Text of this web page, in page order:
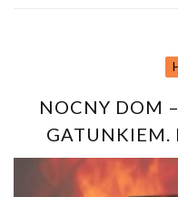
NOCNY DOM
GATUNKIEM.